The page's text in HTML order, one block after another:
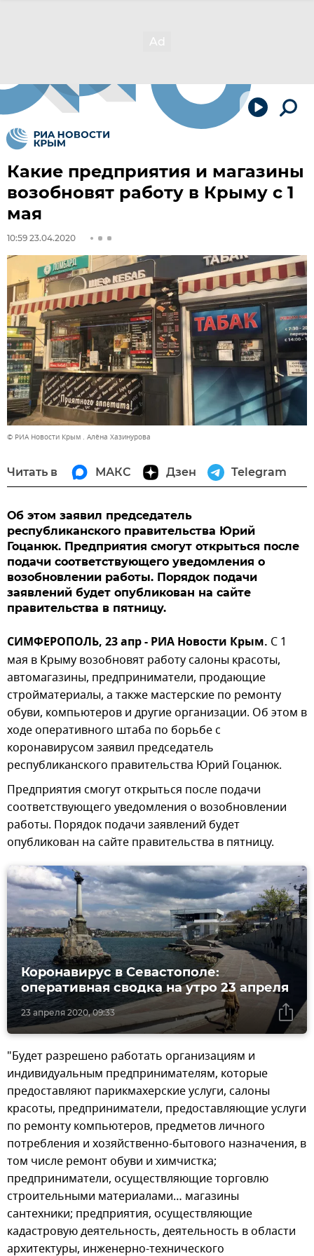
Какие предприятия и магазины
возобновят работу в Крыму с 1
мая
10:59 23.04.2020
© РИА Новости Крым . Алёна Хазинурова
Читать в МАКС Дзен Telegram
Об этом заявил председатель
республиканского правительства Юрий
Гоцанюк. Предприятия смогут открыться после
подачи соответствующего уведомления о
возобновлении работы. Порядок подачи
заявлений будет опубликован на сайте
правительства в пятницу.
СИМФЕРОПОЛЬ, 23 апр - РИА Новости Крым. С 1
мая в Крыму возобновят работу салоны красоты,
автомагазины, предприниматели, продающие
стройматериалы, а также мастерские по ремонту
обуви, компьютеров и другие организации. Об этом в
ходе оперативного штаба по борьбе с
коронавирусом заявил председатель
республиканского правительства Юрий Гоцанюк.
Предприятия смогут открыться после подачи
соответствующего уведомления о возобновлении
работы. Порядок подачи заявлений будет
опубликован на сайте правительства в пятницу.
23 апреля 2020, 09:33
Коронавирус в Севастополе:
оперативная сводка на утро 23 апреля
"Будет разрешено работать организациям и
индивидуальным предпринимателям, которые
предоставляют парикмахерские услуги, салоны
красоты, предприниматели, предоставляющие услуги
по ремонту компьютеров, предметов личного
потребления и хозяйственно-бытового назначения, в
том числе ремонт обуви и химчистка;
предприниматели, осуществляющие торговлю
строительными материалами… магазины
сантехники; предприятия, осуществляющие
кадастровую деятельность, деятельность в области
архитектуры, инженерно-технического